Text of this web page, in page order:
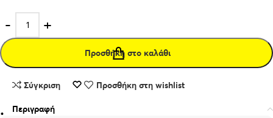
Προσθήκη στο καλάθι
Σύγκριση Προσθήκη στη wishlist
Περιγραφή